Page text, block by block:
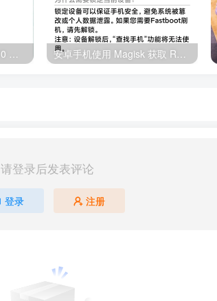
安卓手机使用 Magisk 获取 Root 权限简易通用教程
请登录后发表评论
登录 注册